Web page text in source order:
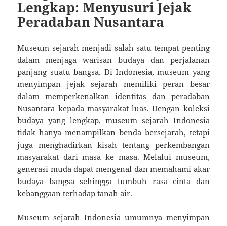
Lengkap: Menyusuri Jejak
Peradaban Nusantara
Museum sejarah menjadi salah satu tempat penting
dalam menjaga warisan budaya dan perjalanan
panjang suatu bangsa. Di Indonesia, museum yang
menyimpan jejak sejarah memiliki peran besar
dalam memperkenalkan identitas dan peradaban
Nusantara kepada masyarakat luas. Dengan koleksi
budaya yang lengkap, museum sejarah Indonesia
tidak hanya menampilkan benda bersejarah, tetapi
juga menghadirkan kisah tentang perkembangan
masyarakat dari masa ke masa. Melalui museum,
generasi muda dapat mengenal dan memahami akar
budaya bangsa sehingga tumbuh rasa cinta dan
kebanggaan terhadap tanah air.
Museum sejarah Indonesia umumnya menyimpan